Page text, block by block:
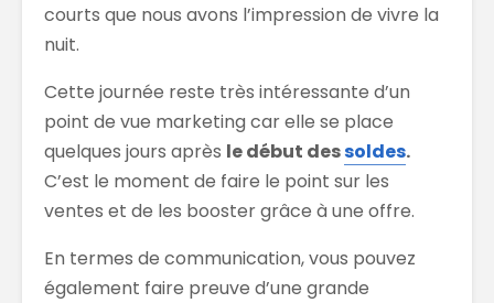
courts que nous avons l’impression de vivre la
nuit.
Cette journée reste très intéressante d’un
point de vue marketing car elle se place
quelques jours après le début dessoldes.
C’est le moment de faire le point sur les
ventes et de les booster grâce à une offre.
En termes de communication, vous pouvez
également faire preuve d’une grande